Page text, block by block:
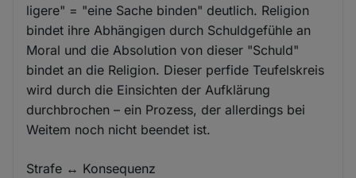
ligere" = "eine Sache binden" deutlich. Religion
bindet ihre Abhängigen durch Schuldgefühle an
Moral und die Absolution von dieser "Schuld"
bindet an die Religion. Dieser perfide Teufelskreis
wird durch die Einsichten der Aufklärung
durchbrochen – ein Prozess, der allerdings bei
Weitem noch nicht beendet ist.
Strafe ↔ Konsequenz